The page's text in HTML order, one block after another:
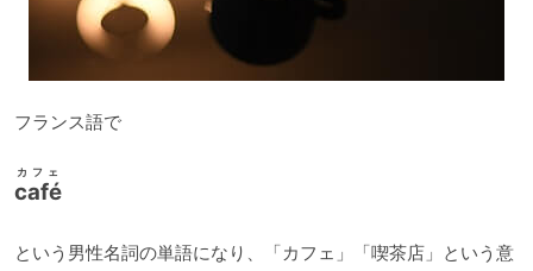
フランス語で
café
カフェ
という男性名詞の単語になり、「カフェ」「喫茶店」という意